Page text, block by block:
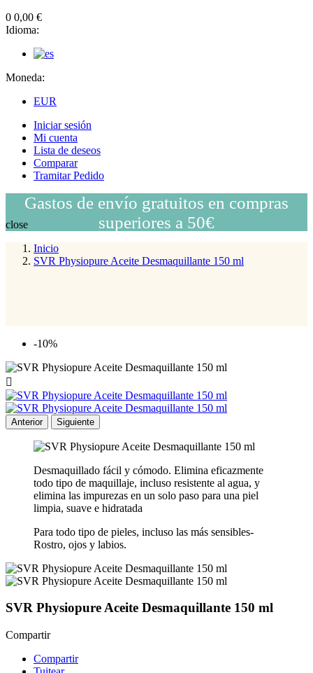
0 0,00 €
Idioma:
Moneda:
EUR
Iniciar sesión
Mi cuenta
Lista de deseos
Comparar
Tramitar Pedido
Gastos de envío gratuitos en compras
superiores a 50€
close
Inicio
SVR Physiopure Aceite Desmaquillante 150 ml
-10%

Anterior Siguiente
Desmaquillado fácil y cómodo. Elimina eficazmente
todo tipo de maquillaje, incluso resistente al agua, y
elimina las impurezas en un solo paso para una piel
limpia, suave e hidratada
Para todo tipo de pieles, incluso las más sensibles-
Rostro, ojos y labios.
SVR Physiopure Aceite Desmaquillante 150 ml
Compartir
Compartir